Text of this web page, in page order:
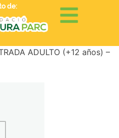
de:
ADULTO (+12 años) –